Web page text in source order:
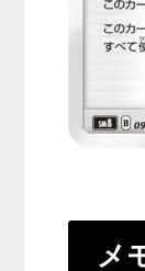
メ